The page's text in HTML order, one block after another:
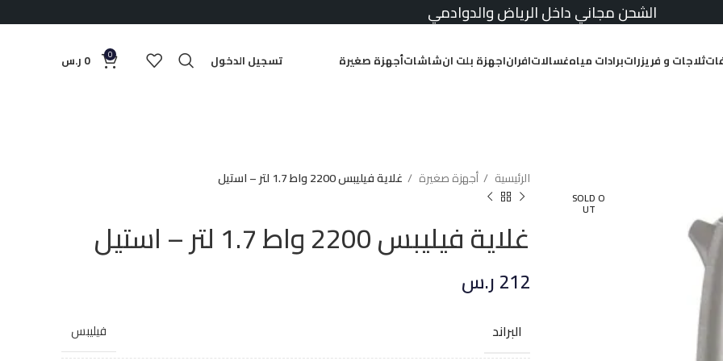
الشحن مجاني داخل الرياض والدوادمي
ثلاجات و فريزراتبرادات مياهغسالاتافراناجهزة بلت انشاشاتأجهزة صغيرة تسجيل الدخول 0
0 ر.س
SOLD O
UT
الرئيسية أجهزة صغيرة غلاية فيليبس 2200 واط 1.7 لتر – استيل
غلاية فيليبس 2200 واط 1.7 لتر – استيل
212ر.س
البراند فيليبس